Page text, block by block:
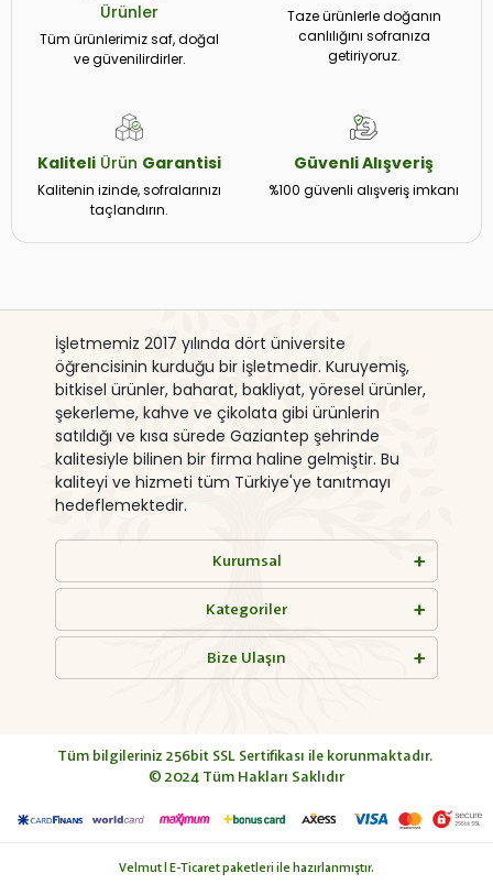
Ürünler
Tüm ürünlerimiz saf, doğal
ve güvenilirdirler.
Taze ürünlerle doğanın
canlılığını sofranıza
getiriyoruz.
Kaliteli Ürün Garantisi
Kalitenin izinde, sofralarınızı
taçlandırın.
GüvenliAlışveriş
%100 güvenli alışveriş imkanı
İşletmemiz 2017 yılında dört üniversite
öğrencisinin kurduğu bir işletmedir. Kuruyemiş,
bitkisel ürünler, baharat, bakliyat, yöresel ürünler,
şekerleme, kahve ve çikolata gibi ürünlerin
satıldığı ve kısa sürede Gaziantep şehrinde
kalitesiyle bilinen bir firma haline gelmiştir. Bu
kaliteyi ve hizmeti tüm Türkiye'ye tanıtmayı
hedeflemektedir.
Kurumsal
Kategoriler
Bize Ulaşın
Tüm bilgileriniz 256bit SSL Sertifikası ile korunmaktadır.
© 2024 Tüm Hakları Saklıdır
Velmut | E-Ticaret paketleri ile hazırlanmıştır.